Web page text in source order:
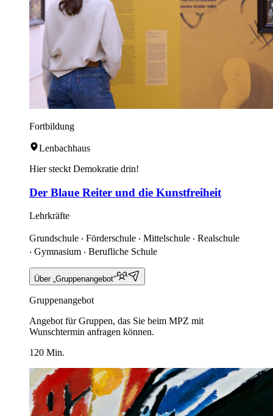
Fortbildung
Lenbachhaus
Hier steckt Demokratie drin!
Der Blaue Reiter und die Kunstfreiheit
Lehrkräfte
Grundschule ‧ Förderschule ‧ Mittelschule ‧ Realschule
‧ Gymnasium ‧ Berufliche Schule
Über „Gruppenangebot“
Gruppenangebot
Angebot für Gruppen, das Sie beim MPZ mit
Wunschtermin anfragen können.
120 Min.